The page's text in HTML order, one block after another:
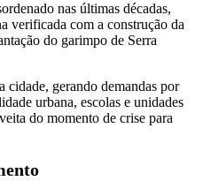
nas últimas décadas,
verificada com a construção da
do garimpo de Serra
cidade, gerando demandas por
urbana, escolas e unidades
do momento de crise para